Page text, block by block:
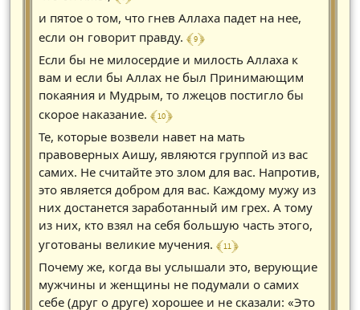
и пятое о том, что гнев Аллаха падет на нее,
если он говорит правду. ﴾ 9 ﴿
Если бы не милосердие и милость Аллаха к
вам и если бы Аллах не был Принимающим
покаяния и Мудрым, то лжецов постигло бы
скорое наказание. ﴾ 10 ﴿
Те, которые возвели навет на мать
правоверных Аишу, являются группой из вас
самих. Не считайте это злом для вас. Напротив,
это является добром для вас. Каждому мужу из
них достанется заработанный им грех. А тому
из них, кто взял на себя большую часть этого,
уготованы великие мучения. ﴾ 11 ﴿
Почему же, когда вы услышали это, верующие
мужчины и женщины не подумали о самих
себе (друг о друге) хорошее и не сказали: «Это